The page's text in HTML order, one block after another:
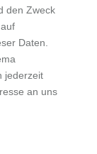
den Zweck
Daten.
jederzeit
an uns